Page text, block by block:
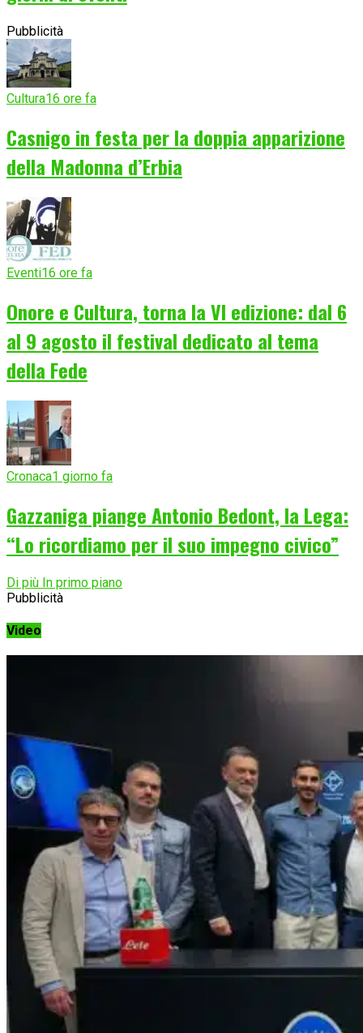
Pubblicità
Cultura16 ore fa
Casnigo in festa per la doppia apparizione
della Madonna d’Erbia
Eventi16 ore fa
Onore e Cultura, torna la VI edizione: dal 6
al 9 agosto il festival dedicato al tema
della Fede
Cronaca1 giorno fa
Gazzaniga piange Antonio Bedont, la Lega:
“Lo ricordiamo per il suo impegno civico”
Di più In primo piano
Pubblicità
Video